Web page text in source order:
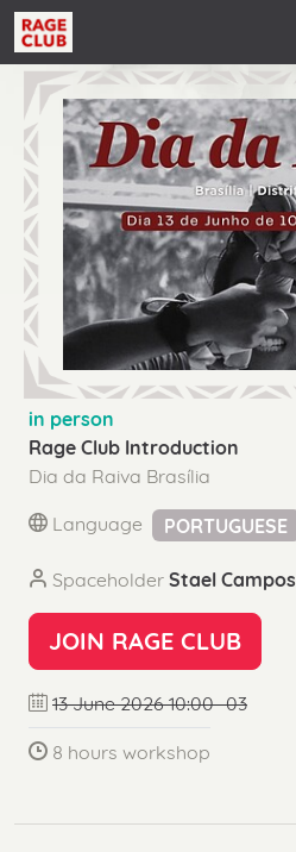
in person
Rage Club Introduction
Dia da Raiva Brasília
Language
PORTUGUESE
Spaceholder Stael Campos
JOIN RAGE CLUB
13 June 2026 10:00 -03
8 hours workshop